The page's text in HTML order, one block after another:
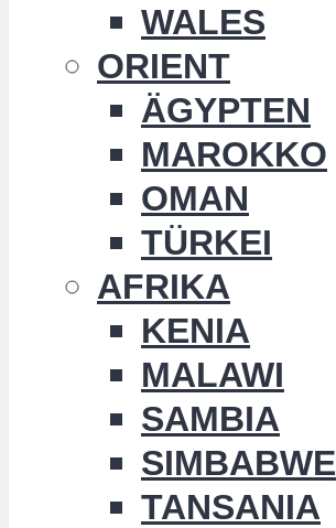
WALES
ORIENT
ÄGYPTEN
MAROKKO
OMAN
TÜRKEI
AFRIKA
KENIA
MALAWI
SAMBIA
SIMBABWE
TANSANIA